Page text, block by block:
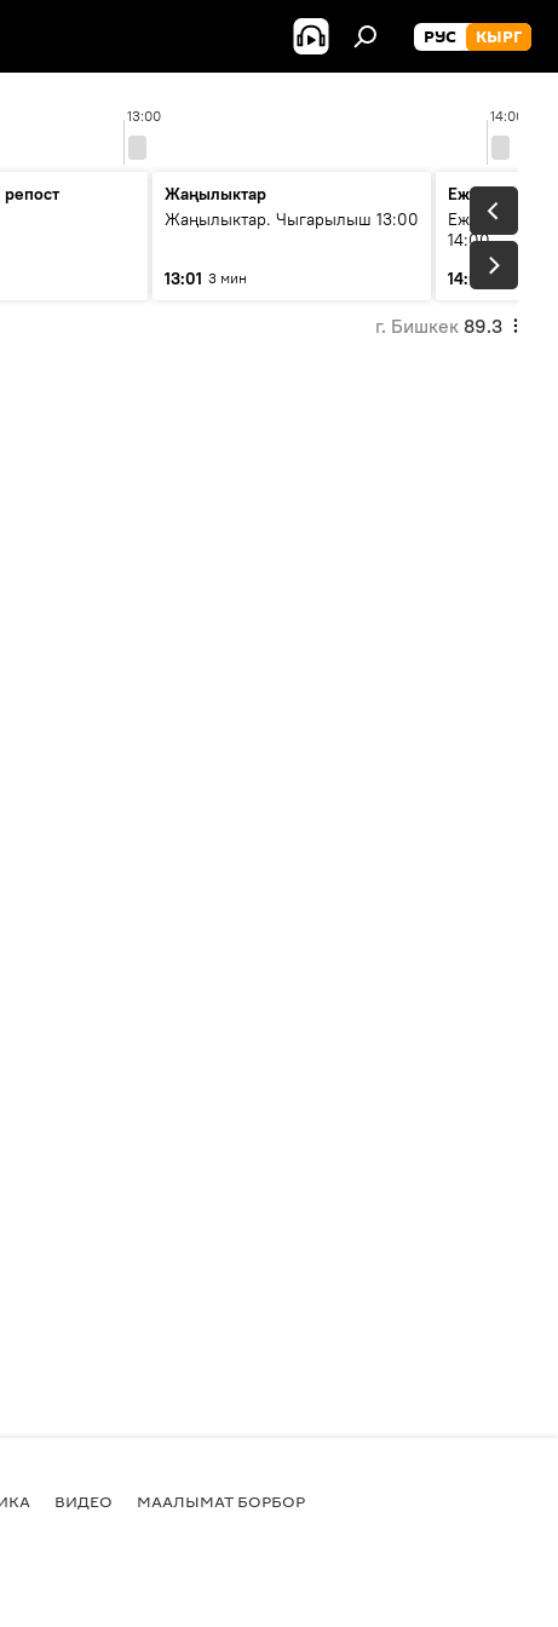
РУС КЫРГ
13:00 14:00
Жаңылыктар
Жаңылыктар. Чыгарылыш 13:00
13:01 3 мин
Ежедневные
Ежедневные
14:00
14:01
3 мин
г. Бишкек 89.3
ВИДЕО МААЛЫМАТ БОРБОР